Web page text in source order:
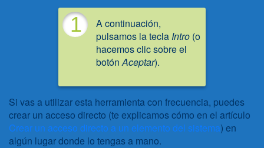
1
A continuación,
pulsamos la tecla Intro (o
hacemos clic sobre el
botónAceptar).
Si vas a utilizar esta herramienta con frecuencia, puedes
crear un acceso directo (te explicamos cómo en el artículo
Crear un acceso directo a un elemento del sistema) en
algún lugar donde lo tengas a mano.